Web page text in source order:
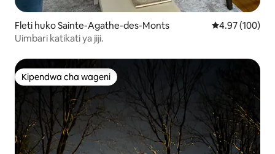
Fleti huko Sainte-Agathe-des-Monts Ukadiriaji wa
4.97 (100)
Uimbari katikati ya jiji.
Kipendwa cha wageni
Kipendwa cha wageni